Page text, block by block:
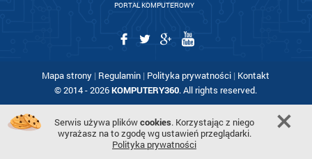
PORTAL KOMPUTEROWY
Mapa strony | Regulamin | Polityka prywatności | Kontakt
© 2014 - 2026KOMPUTERY360. All rights reserved.
Serwis używa plikówcookies. Korzystając z niego
wyrażasz na to zgodę wg ustawień przeglądarki.
Polityka prywatności